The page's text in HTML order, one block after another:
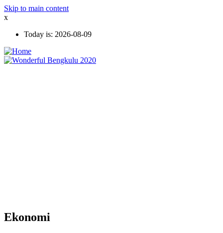
Skip to main content
x
Today is: 2026-08-09
Ekonomi